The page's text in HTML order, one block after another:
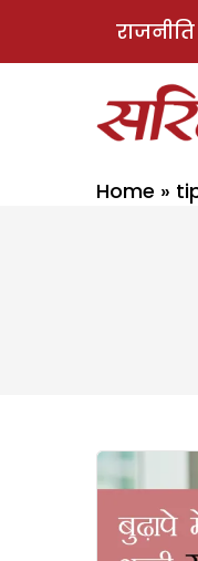
राजनीति
Home »